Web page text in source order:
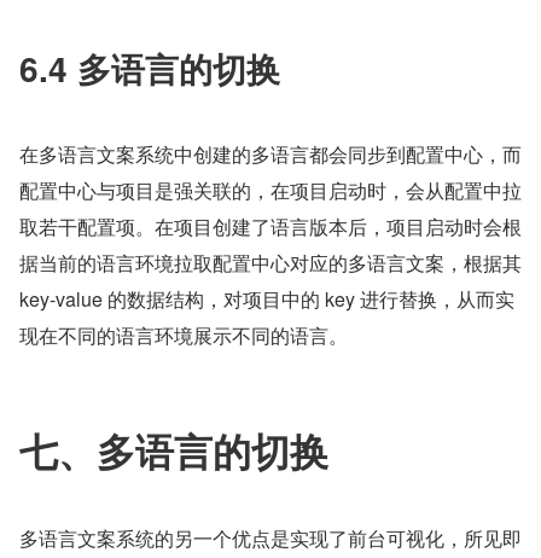
6.4 多语言的切换
在多语言文案系统中创建的多语言都会同步到配置中心，而
配置中心与项目是强关联的，在项目启动时，会从配置中拉
取若干配置项。在项目创建了语言版本后，项目启动时会根
据当前的语言环境拉取配置中心对应的多语言文案，根据其
key-value 的数据结构，对项目中的 key 进行替换，从而实
现在不同的语言环境展示不同的语言。
七、多语言的切换
多语言文案系统的另一个优点是实现了前台可视化，所见即